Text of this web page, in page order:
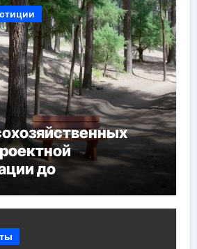
до
и обустройства